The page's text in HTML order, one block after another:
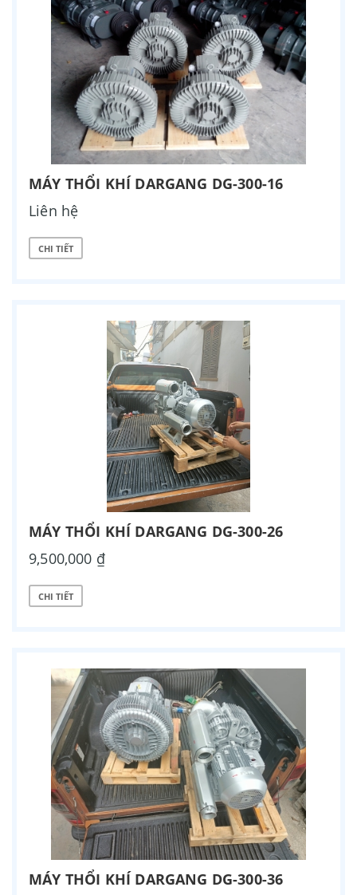
MÁY THỔI KHÍ DARGANG DG-300-16
Liên hệ
CHI TIẾT
MÁY THỔI KHÍ DARGANG DG-300-26
9,500,000 ₫
CHI TIẾT
MÁY THỔI KHÍ DARGANG DG-300-36